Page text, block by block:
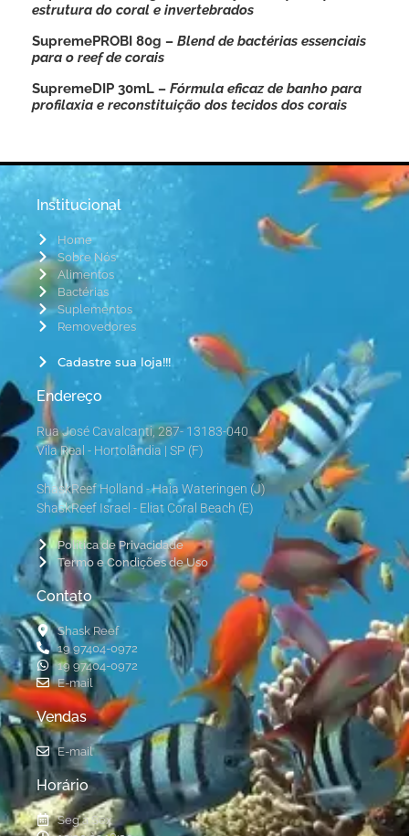
estrutura do coral e invertebrados
SupremePROBI 80g – Blend de bactérias essenciais
para o reef de corais
SupremeDIP 30mL – Fórmula eficaz de banho para
profilaxia e reconstituição dos tecidos dos corais
Institucional
Home
Sobre Nós
Alimentos
Bactérias
Suplementos
Removedores
Cadastre sua loja!!!
Endereço
Rua José Cavalcanti, 287- 13183-040
Vila Real - Hortolândia | SP (F)
ShaskReef Holland - Haia Wateringen (J)
ShaskReef Israel - Eliat Coral Beach (E)
Política de Privacidade
Termo e Condições de Uso
Contato
Shask Reef
19 97404-0972
19 97404-0972
E-mail
Vendas
E-mail
Horário
Seg a Sex